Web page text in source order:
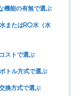
機能の有無で選ぶ
またはRO水（水
ストで選ぶ
トル方式で選ぶ
換方式で選ぶ